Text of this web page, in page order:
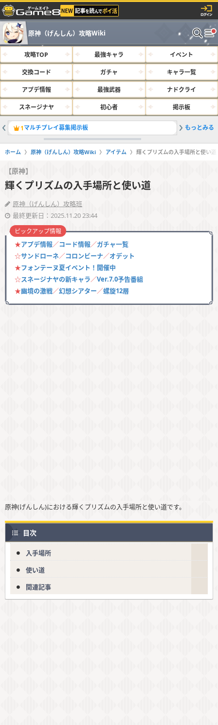
原神（げんしん）攻略Wiki
攻略TOP 最強キャラ イベント
交換コード ガチャ キャラ一覧
アプデ情報 最強武器 ナドクライ
スネージナヤ 初心者 掲示板
1マルチプレイ募集掲示板 2サルベ
もっとみる
ホーム 原神（げんしん）攻略Wiki アイテム 輝くプリズムの入手場所と使い道
【原神】
輝くプリズムの入手場所と使い道
原神（げんしん）攻略班
最終更新日：2025.11.20 23:44
★アプデ情報／コード情報／ガチャ一覧
☆サンドローネ／コロンビーナ／オデット
★フォンテーヌ夏イベント！開催中
☆スネージナヤの新キャラ／Ver.7.0予告番組
★幽境の激戦／幻想シアター／螺旋12層
ピックアップ情報
原神(げんしん)における輝くプリズムの入手場所と使い道です。
目次
入手場所
使い道
関連記事